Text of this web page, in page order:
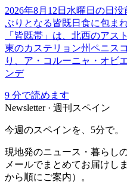
2026年8月12日水曜日の日
ぶりとなる皆既日食に包ま
「皆既帯」は、北西のアス
東のカステリョン州ペニス
り、ア・コルーニャ・オビ
ンデ
9 分で読めます
Newsletter · 週刊スペイン
今週のスペインを、5分で。
現地発のニュース・暮らし
メールでまとめてお届けし
から順にご案内）。